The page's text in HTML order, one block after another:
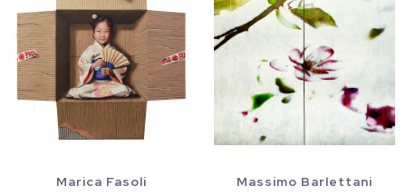
Marica Fasoli Massimo Barlettani